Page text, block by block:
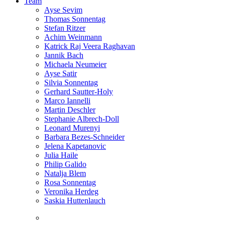
Ayse Sevim
Thomas Sonnentag
Stefan Ritzer
Achim Weinmann
Katrick Raj Veera Raghavan
Jannik Bach
Michaela Neumeier
Ayse Satir
Silvia Sonnentag
Gerhard Sautter-Holy
Marco Iannelli
Martin Deschler
Stephanie Albrech-Doll
Leonard Murenyi
Barbara Bezes-Schneider
Jelena Kapetanovic
Julia Haile
Philip Galido
Natalja Blem
Rosa Sonnentag
Veronika Herdeg
Saskia Huttenlauch